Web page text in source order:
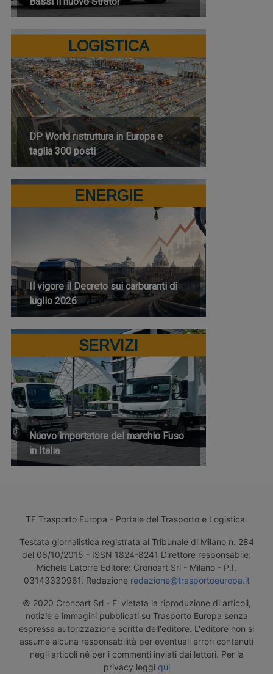
LOGISTICA
DP World ristruttura in Europa e
taglia 300 posti
ENERGIE
Il vigore il Decreto sui carburanti di
luglio 2026
SERVIZI
Nuovo importatore del marchio Fuso
in Italia
TE Trasporto Europa - Portale del Trasporto e Logistica.
Testata giornalistica registrata al Tribunale di Milano n. 284
del 08/10/2015 - ISSN 1824-8241 Direttore responsabile:
Michele Latorre Editore: Cronoart Srl - Milano - P.I.
03143330961. Redazione redazione@trasportoeuropa.it
© 2020 Cronoart Srl - E' vietata la riproduzione di articoli,
notizie e immagini pubblicati su Trasporto Europa senza
espressa autorizzazione scritta dell'editore. L'editore non si
assume alcuna responsabilità per eventuali errori contenuti
negli articoli né per i commenti inviati dai lettori. Per la
privacy leggi qui